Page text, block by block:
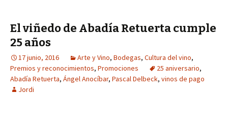
El viñedo de Abadía Retuerta cumple
25 años
17 junio, 2016 Arte y Vino, Bodegas, Cultura del vino,
Premios y reconocimientos, Promociones 25 aniversario,
Abadía Retuerta, Ángel Anocíbar, Pascal Delbeck, vinos de pago
Jordi